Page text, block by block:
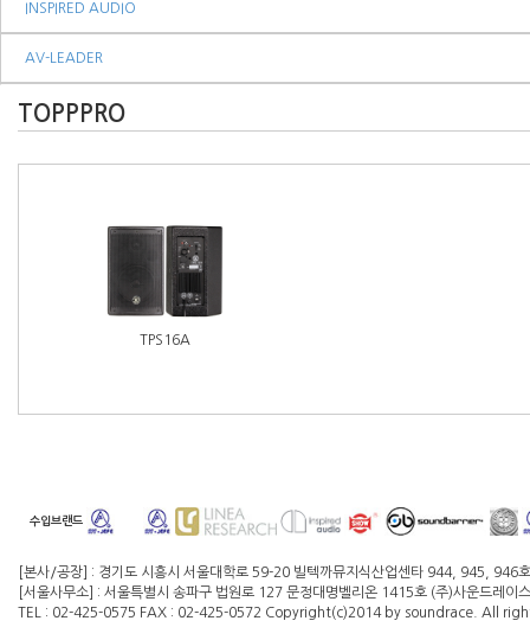
INSPIRED AUDIO
AV-LEADER
TOPPPRO
TPS16A
수입브랜드
[본사/공장] : 경기도 시흥시 서울대학로 59-20 빌텍까뮤지식산업센타 944, 945, 946호
[서울사무소] : 서울특별시 송파구 법원로 127 문정대명벨리온 1415호 (주)사운드레
TEL : 02-425-0575 FAX : 02-425-0572 Copyright(c)2014 by soundrace. All